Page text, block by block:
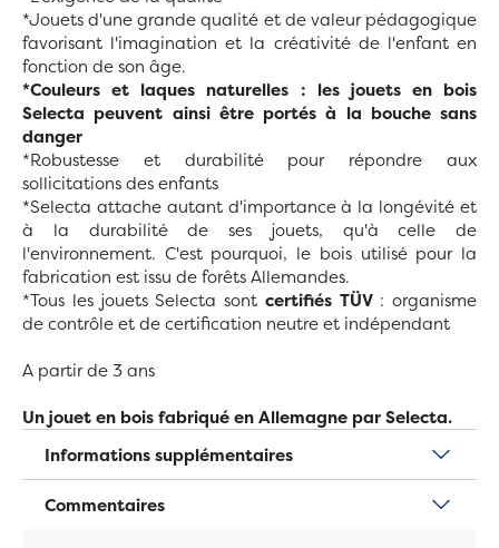
*Jouets d'une grande qualité et de valeur pédagogique
favorisant l'imagination et la créativité de l'enfant en
fonction de son âge.
*Couleurs et laques naturelles : les jouets en bois
Selecta peuvent ainsi être portés à la bouche sans
danger
*Robustesse et durabilité pour répondre aux
sollicitations des enfants
*Selecta attache autant d'importance à la longévité et
à la durabilité de ses jouets, qu'à celle de
l'environnement. C'est pourquoi, le bois utilisé pour la
fabrication est issu de forêts Allemandes.
*Tous les jouets Selecta sont certifiés TÜV: organisme
de contrôle et de certification neutre et indépendant
A partir de 3 ans
Un jouet en bois fabriqué en Allemagne par Selecta.
Informations supplémentaires
Commentaires